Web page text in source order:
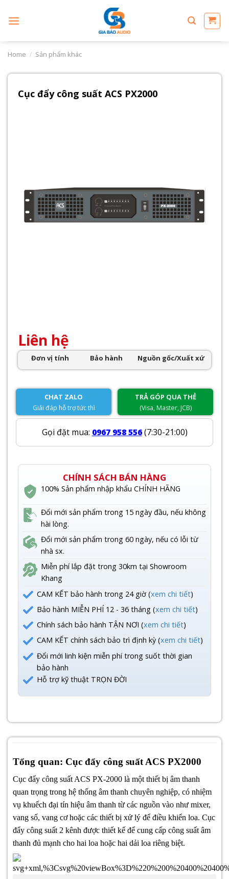
Home / Sản phẩm khác
Cục đẩy công suất ACS PX2000
Liên hệ
Đơn vị tính Bảo hành Nguồn gốc/Xuất xứ
CHAT ZALO
Giải đáp hỗ trợ tức thì
TRẢ GÓP QUA THẺ
(Visa, Master, JCB)
Gọi đặt mua: 0967 958 556(7:30-21:00)
CHÍNH SÁCH BÁN HÀNG
100% Sản phẩm nhập khẩu CHÍNH HÃNG
Đổi mới sản phẩm trong 15 ngày đầu, nếu không
hài lòng.
Đổi mới sản phẩm trong 60 ngày, nếu có lỗi từ
nhà sx.
Miễn phí lắp đặt trong 30km tại Showroom
Khang
CAM KẾT bảo hành trong 24 giờ (xem chi tiết)
Bảo hành MIỄN PHÍ 12 - 36 tháng (xem chi tiết)
Chính sách bảo hành TẬN NƠI (xem chi tiết)
CAM KẾT chính sách bảo trì định kỳ (xem chi tiết)
Đổi mới linh kiện miễn phí trong suốt thời gian
bảo hành
Hỗ trợ kỹ thuật TRỌN ĐỜI
Tổng quan: Cục đẩy công suất ACS PX2000
Cục đẩy công suất ACS PX-2000 là một thiết bị âm thanh
quan trọng trong hệ thống âm thanh chuyên nghiệp, có nhiệm
vụ khuếch đại tín hiệu âm thanh từ các nguồn vào như mixer,
vang số, vang cơ hoặc các thiết bị xử lý để điều khiển loa. Cục
đẩy công suất 2 kênh được thiết kế để cung cấp công suất âm
thanh đủ mạnh cho hai loa hoặc hai dải loa riêng biệt.